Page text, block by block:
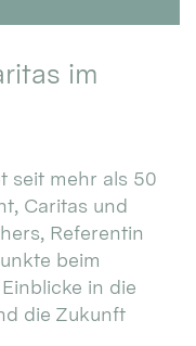
im
seit mehr als 50
Caritas und
Referentin
beim
in die
die Zukunft